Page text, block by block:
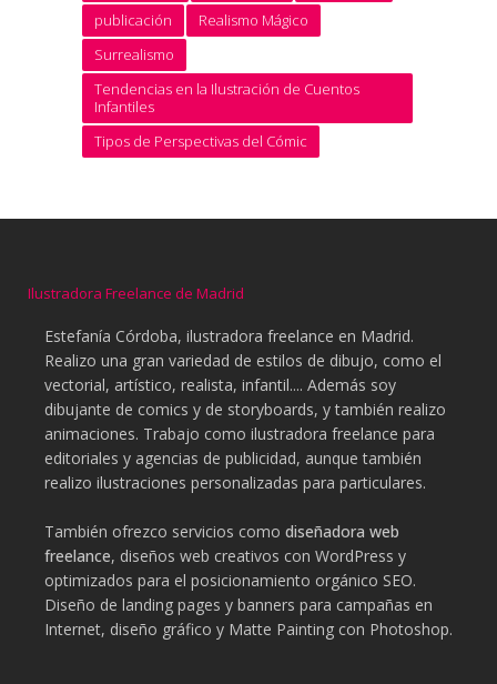
publicación
Realismo Mágico
Surrealismo
Tendencias en la Ilustración de Cuentos
Infantiles
Tipos de Perspectivas del Cómic
Ilustradora Freelance de Madrid
Estefanía Córdoba, ilustradora freelance en Madrid.
Realizo una gran variedad de estilos de dibujo, como el
vectorial, artístico, realista, infantil.... Además soy
dibujante de comics y de storyboards, y también realizo
animaciones. Trabajo como ilustradora freelance para
editoriales y agencias de publicidad, aunque también
realizo ilustraciones personalizadas para particulares.
También ofrezco servicios como diseñadora web
freelance, diseños web creativos con WordPress y
optimizados para el posicionamiento orgánico SEO.
Diseño de landing pages y banners para campañas en
Internet, diseño gráfico y Matte Painting con Photoshop.